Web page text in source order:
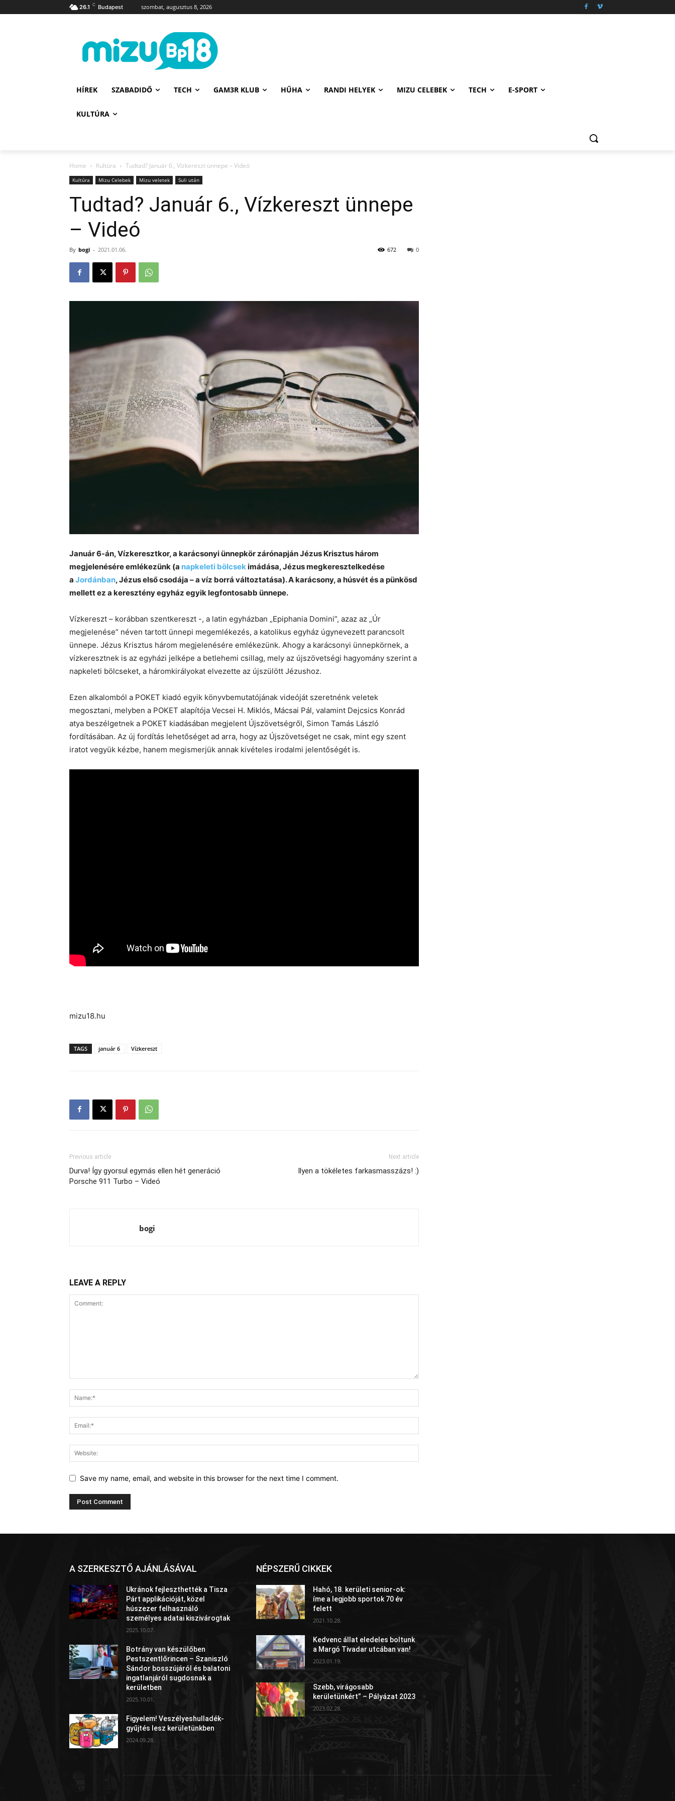
26.1 C Budapest szombat, augusztus 8, 2026
HÍREK SZABADIDŐ TECH GAM3R KLUB HŰHA RANDI HELYEK MIZU CELEBEK TECH E-SPORT
KULTÚRA
Home Kultúra Tudtad? Január 6., Vízkereszt ünnepe – Videó
Kultúra Mizu Celebek Mizu veletek Suli után
Tudtad? Január 6., Vízkereszt ünnepe
– Videó
By bogi - 2021.01.06. 0
672
Január 6-án, Vízkeresztkor, a karácsonyi ünnepkör zárónapján Jézus Krisztus három
megjelenésére emlékezünk (a napkeleti bölcsekimádása, Jézus megkeresztelkedése
a Jordánban, Jézus első csodája – a víz borrá változtatása). A karácsony, a húsvét és a pünkösd
mellett ez a keresztény egyház egyik legfontosabb ünnepe.
Vízkereszt – korábban szentkereszt -, a latin egyházban „Epiphania Domini”, azaz az „Úr
megjelenése” néven tartott ünnepi megemlékezés, a katolikus egyház úgynevezett parancsolt
ünnepe. Jézus Krisztus három megjelenésére emlékezünk. Ahogy a karácsonyi ünnepkörnek, a
vízkeresztnek is az egyházi jelképe a betlehemi csillag, mely az újszövetségi hagyomány szerint a
napkeleti bölcseket, a háromkirályokat elvezette az újszülött Jézushoz.
Ezen alkalomból a POKET kiadó egyik könyvbemutatójának videóját szeretnénk veletek
megosztani, melyben a POKET alapítója Vecsei H. Miklós, Mácsai Pál, valamint Dejcsics Konrád
atya beszélgetnek a POKET kiadásában megjelent Újszövetségről, Simon Tamás László
fordításában. Az új fordítás lehetőséget ad arra, hogy az Újszövetséget ne csak, mint egy szent
iratot vegyük kézbe, hanem megismerjük annak kivételes irodalmi jelentőségét is.
mizu18.hu
TAGS január 6 Vízkereszt
Previous article
Durva! Így gyorsul egymás ellen hét generáció
Porsche 911 Turbo – Videó
Next article
Ilyen a tökéletes farkasmasszázs! :)
bogi
LEAVE A REPLY
Save my name, email, and website in this browser for the next time I comment.
A SZERKESZTŐ AJÁNLÁSÁVAL
Ukránok fejleszthették a Tisza
Párt applikációját, közel
húszezer felhasználó
személyes adatai kiszivárogtak
2025.10.07.
Botrány van készülőben
Pestszentlőrincen – Szaniszló
Sándor bosszújáról és balatoni
ingatlanjáról sugdosnak a
kerületben
2025.10.01.
Figyelem! Veszélyeshulladék-
gyűjtés lesz kerületünkben
2024.09.28.
NÉPSZERŰ CIKKEK
Hahó, 18. kerületi senior-ok:
íme a legjobb sportok 70 év
felett
2021.10.28.
Kedvenc állat eledeles boltunk
a Margó Tivadar utcában van!
2023.01.19.
Szebb, virágosabb
kerületünkért” – Pályázat 2023
2023.02.28.